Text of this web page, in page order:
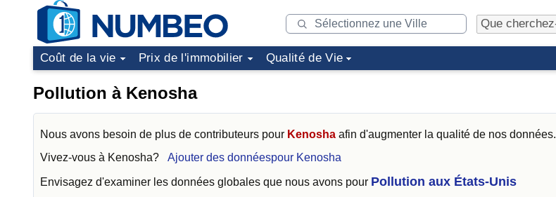
Coût de la vie Prix de l'immobilier Qualité de Vie
Pollution à Kenosha
Nous avons besoin de plus de contributeurs pour Kenosha afin d'augmenter la qualité de nos données.
Vivez-vous à Kenosha? Ajouter des donnéespour Kenosha
Envisagez d'examiner les données globales que nous avons pour Pollution aux États-Unis